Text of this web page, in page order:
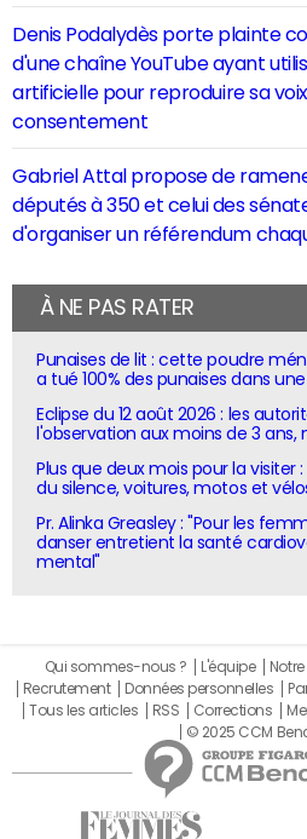
Denis Podalydès porte plainte
d'une chaîne YouTube ayant
artificielle pour reproduire sa
consentement
Gabriel Attal propose de
députés à 350 et celui des
d'organiser un référendum
À NE PAS RATER
Punaises de lit : cette poudre
a tué 100% des punaises dans
Eclipse du 12 août 2026 : les
l'observation aux moins de 3 ans,
Plus que deux mois pour la visiter
du silence, voitures, motos et
Pr. Alinka Greasley : "Pour les
danser entretient la santé
mental"
Qui sommes-nous ? L'équipe
Recrutement
Données personnelles
Tous les articles
RSS Corrections
© 2025 CCM